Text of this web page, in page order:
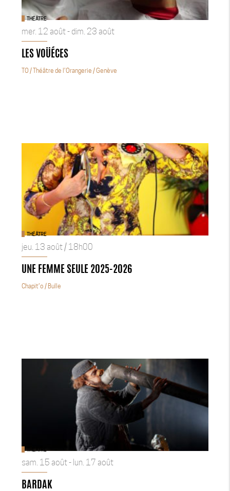
THÉÂTRE
mer. 12 août - dim. 23 août
LES VOÜÉCES
TO / Théâtre de l’Orangerie / Genève
THÉÂTRE
jeu. 13 août / 18h00
UNE FEMME SEULE 2025-2026
Chapit’o / Bulle
THÉÂTRE
sam. 15 août - lun. 17 août
BARDAK